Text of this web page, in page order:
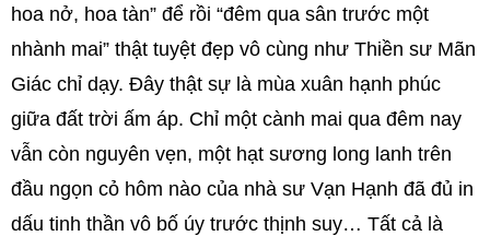
hoa nở, hoa tàn” để rồi “đêm qua sân trước một
nhành mai” thật tuyệt đẹp vô cùng như Thiền sư Mãn
Giác chỉ dạy. Đây thật sự là mùa xuân hạnh phúc
giữa đất trời ấm áp. Chỉ một cành mai qua đêm nay
vẫn còn nguyên vẹn, một hạt sương long lanh trên
đầu ngọn cỏ hôm nào của nhà sư Vạn Hạnh đã đủ in
dấu tinh thần vô bố úy trước thịnh suy… Tất cả là